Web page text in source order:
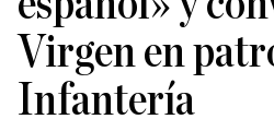
Virgen en
Infantería